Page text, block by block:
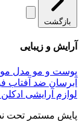
بازگشت
آرایش و زیبایی
پوست و مو مدل مو
آبرسان ضد آفتاب
لوازم آرایشی ادکلن
پایش مستمر تحت